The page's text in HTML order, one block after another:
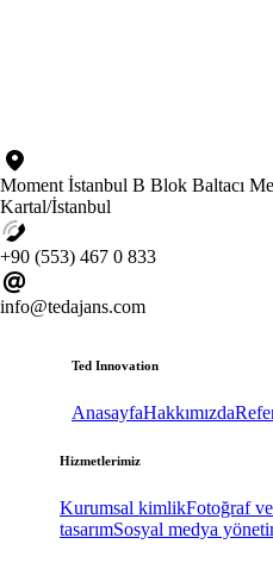
Moment İstanbul B Blok Baltacı
Kartal/İstanbul
+90 (553) 467 0 833
info@tedajans.com
Ted Innovation
AnasayfaHakkımızda
Hizmetlerimiz
Kurumsal kimlikFotoğraf
tasarımSosyal medya